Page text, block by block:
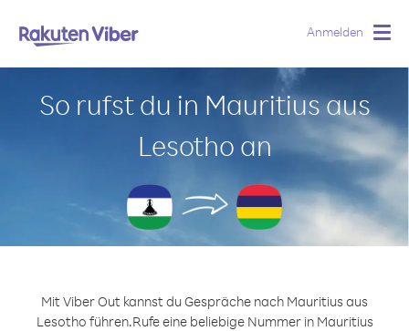
Anmelden
So rufst du in Mauritius aus
Lesotho an
Mit Viber Out kannst du Gespräche nach Mauritius aus
Lesotho führen.Rufe eine beliebige Nummer in Mauritius